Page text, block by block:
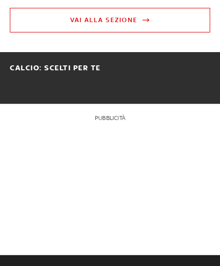
VAI ALLA SEZIONE
CALCIO: SCELTI PER TE
PUBBLICITÀ